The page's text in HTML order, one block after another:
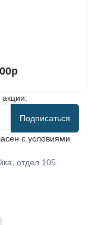
Подписаться
с условиями
отдел 105.